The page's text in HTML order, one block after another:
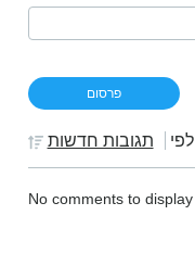
תגובות חדשות
No comments to display